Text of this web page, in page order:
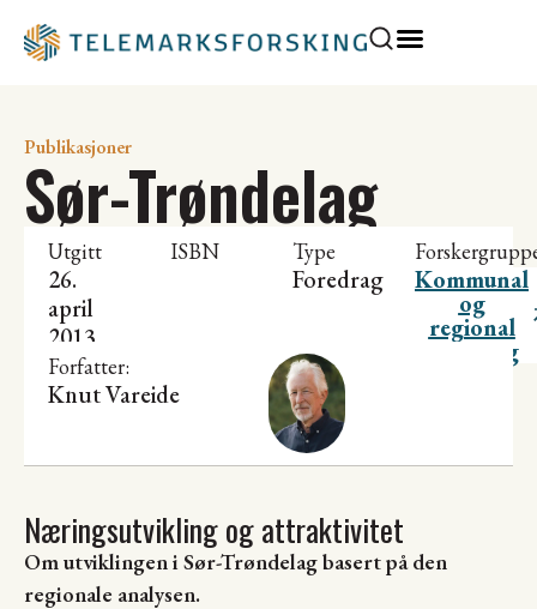
Publikasjoner
Sør-Trøndelag
Utgitt
26.
april
2013
ISBN Type
Foredrag Kommunal
og
regional
utvikling
Forfatter:
Knut Vareide
Næringsutvikling og attraktivitet
Om utviklingen i Sør-Trøndelag basert på den
regionale analysen.